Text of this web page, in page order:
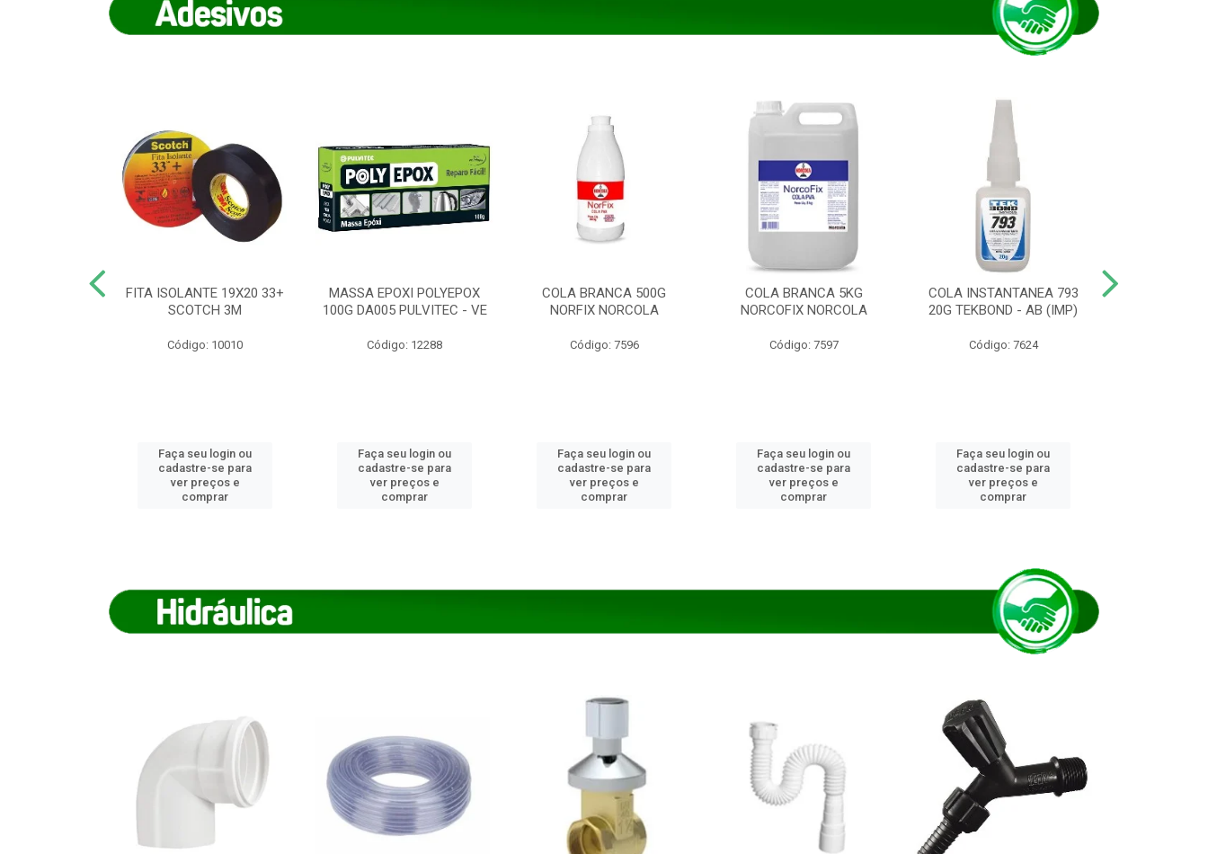
FITA ISOLANTE 19X20 33+
SCOTCH 3M
Código: 10010
Faça seu login ou
cadastre-se para
ver preços e
comprar
MASSA EPOXI POLYEPOX
100G DA005 PULVITEC - VE
Código: 12288
Faça seu login ou
cadastre-se para
ver preços e
comprar
COLA BRANCA 500G
NORFIX NORCOLA
Código: 7596
Faça seu login ou
cadastre-se para
ver preços e
comprar
COLA BRANCA 5KG
NORCOFIX NORCOLA
Código: 7597
Faça seu login ou
cadastre-se para
ver preços e
comprar
COLA INSTANTANEA 793
20G TEKBOND - AB (IMP)
Código: 7624
Faça seu login ou
cadastre-se para
ver preços e
comprar